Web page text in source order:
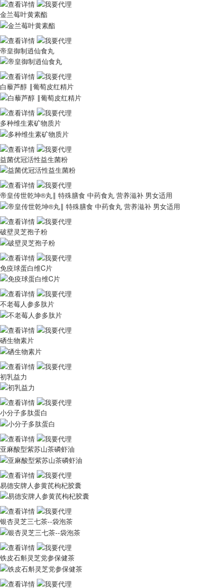
金兰莓叶黄素酯
帝皇御制逍仙食丸
白藜芦醇 ‖葡萄皮红精片
多种维生素矿物质片
益菌优冠活性益生菌粉
帝皇传世乾坤®丸‖ 特殊膳食 中药食丸 营养滋补 男女适用
破壁灵芝孢子粉
免疫球蛋白维C片
不老莓人参多肽片
硒生物素片
初乳益力
小分子多肽蛋白
亚麻酸型紫苏山茶磷虾油
易德安牌人参黄芪枸杞胶囊
银杏灵芝三七茶--袋泡茶
铁皮石斛灵芝党参保健茶